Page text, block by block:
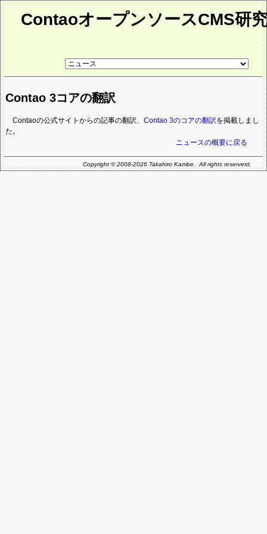
ContaoオープンソースCMS研
リ
ペ
ー
Contao 3コアの翻訳
Contaoの公式サイトからの記事の翻訳、Contao 3のコアの翻訳を掲載しまし
た。
ニュースの概要に戻る
Copyright © 2008-2026 Takahiro Kambe. All rights reserverd.